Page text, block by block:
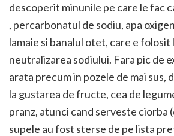
descoperit minunile pe care le fac
, percarbonatul de sodiu, apa
lamaie si banalul otet, care e
neutralizarea sodiului. Fara pic de
arata precum in pozele de mai sus,
la gustarea de fructe, cea de
pranz, atunci cand serveste ciorba
supele au fost sterse de pe lista